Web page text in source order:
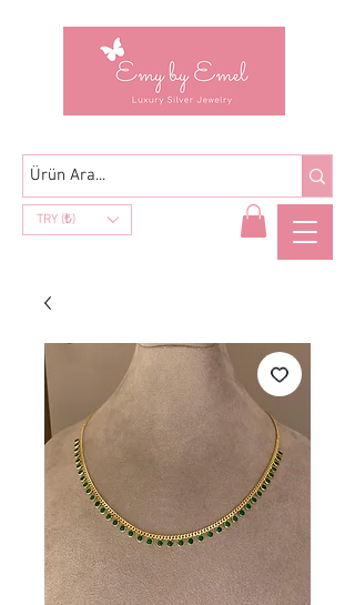
TRY (₺)